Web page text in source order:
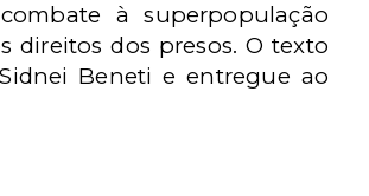
à superpopulação
direitos dos presos. O texto
Beneti e entregue ao